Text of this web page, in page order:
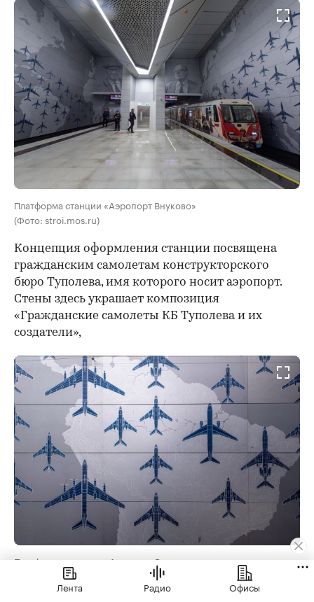
Платформа станции «Аэропорт Внуково»
(Фото: stroi.mos.ru)
Концепция оформления станции посвящена
гражданским самолетам конструкторского
бюро Туполева, имя которого носит аэропорт.
Стены здесь украшает композиция
«Гражданские самолеты КБ Туполева и их
создатели»,
Платформа станции «Аэропорт Внуково»
(Фото: stroi.mos.ru)
Лента Радио Офисы